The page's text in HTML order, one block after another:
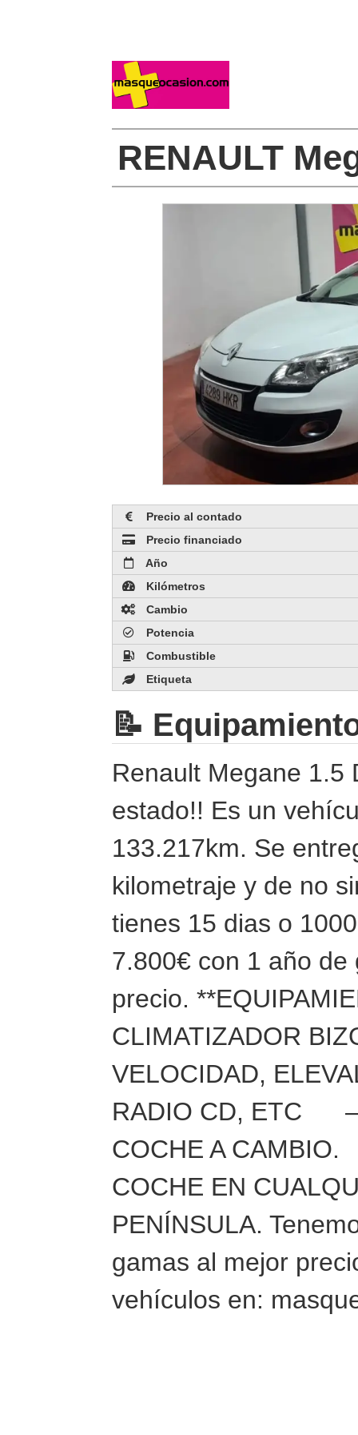
RENAULT
Precio al contado
Precio financiado
Año
Kilómetros
Cambio
Potencia
Combustible
Etiqueta
📝
Renault Megane 1.5
estado!! Es un
133.217km. Se
kilometraje y de no
tienes 15 dias o
7.800€ con 1 año
precio.
CLIMATIZADOR
VELOCIDAD,
RADIO CD, ETC –
COCHE A
COCHE EN
PENÍNSULA.
gamas al mejor
vehículos en: